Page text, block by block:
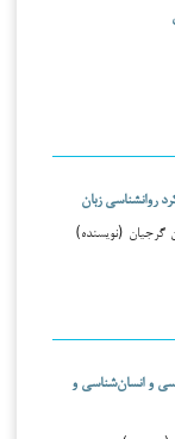
روان­شناسی زبان
گرجیان (نویسنده)
و انسان‌شناسی و